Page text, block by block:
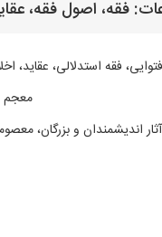
معجم
اندیشمندان و بزرگان،